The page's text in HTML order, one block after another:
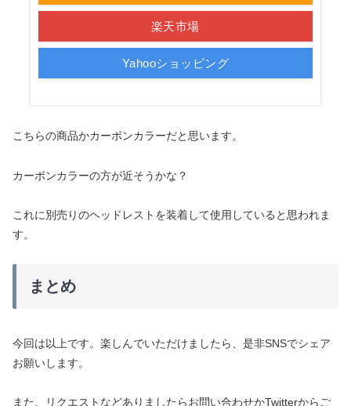
楽天市場
Yahooショッピング
こちらの商品かカーボンカラーだと思います。
カーボンカラーの方が近そうかな？
これに別売りのヘッドレストを装着して使用していると思われま
す。
まとめ
今回は以上です。楽しんでいただけましたら、是非SNSでシェア
お願いします。
また、リクエストなどありましたらお問い合わせかTwitterからご